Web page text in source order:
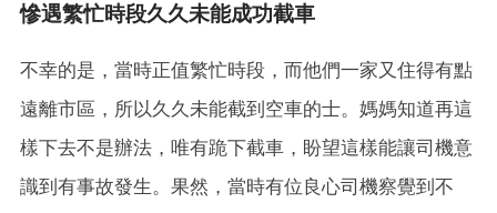
慘遇繁忙時段久久未能成功截車
不幸的是，當時正值繁忙時段，而他們一家又住得有點
遠離市區，所以久久未能截到空車的士。媽媽知道再這
樣下去不是辦法，唯有跪下截車，盼望這樣能讓司機意
識到有事故發生。果然，當時有位良心司機察覺到不